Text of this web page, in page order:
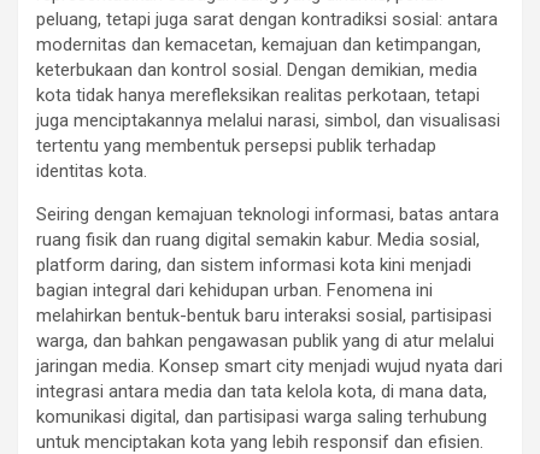
peluang, tetapi juga sarat dengan kontradiksi sosial: antara
modernitas dan kemacetan, kemajuan dan ketimpangan,
keterbukaan dan kontrol sosial. Dengan demikian, media
kota tidak hanya merefleksikan realitas perkotaan, tetapi
juga menciptakannya melalui narasi, simbol, dan visualisasi
tertentu yang membentuk persepsi publik terhadap
identitas kota.
Seiring dengan kemajuan teknologi informasi, batas antara
ruang fisik dan ruang digital semakin kabur. Media sosial,
platform daring, dan sistem informasi kota kini menjadi
bagian integral dari kehidupan urban. Fenomena ini
melahirkan bentuk-bentuk baru interaksi sosial, partisipasi
warga, dan bahkan pengawasan publik yang di atur melalui
jaringan media. Konsep smart city menjadi wujud nyata dari
integrasi antara media dan tata kelola kota, di mana data,
komunikasi digital, dan partisipasi warga saling terhubung
untuk menciptakan kota yang lebih responsif dan efisien.